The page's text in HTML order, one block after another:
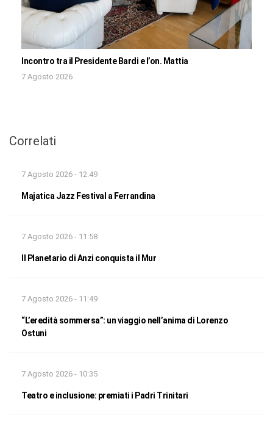
Incontro tra il Presidente Bardi e l’on. Mattia
7 Agosto 2026
Correlati
7 Agosto 2026 - 12:49
Majatica Jazz Festival a Ferrandina
7 Agosto 2026 - 11:58
Il Planetario di Anzi conquista il Mur
7 Agosto 2026 - 11:49
“L’eredità sommersa”: un viaggio nell’anima di Lorenzo
Ostuni
7 Agosto 2026 - 10:35
Teatro e inclusione: premiati i Padri Trinitari